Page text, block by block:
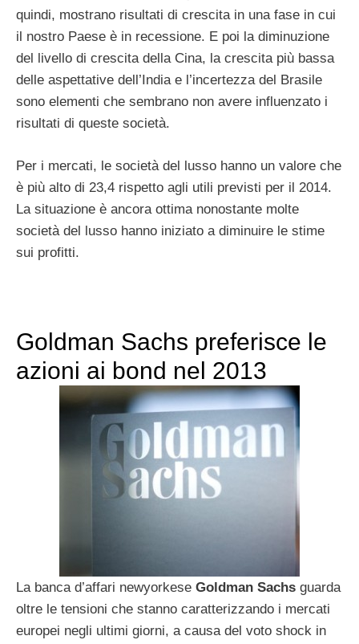
quindi, mostrano risultati di crescita in una fase in cui
il nostro Paese è in recessione. E poi la diminuzione
del livello di crescita della Cina, la crescita più bassa
delle aspettative dell’India e l’incertezza del Brasile
sono elementi che sembrano non avere influenzato i
risultati di queste società.
Per i mercati, le società del lusso hanno un valore che
è più alto di 23,4 rispetto agli utili previsti per il 2014.
La situazione è ancora ottima nonostante molte
società del lusso hanno iniziato a diminuire le stime
sui profitti.
Goldman Sachs preferisce le
azioni ai bond nel 2013
La banca d’affari newyorkese Goldman Sachs guarda
oltre le tensioni che stanno caratterizzando i mercati
europei negli ultimi giorni, a causa del voto shock in